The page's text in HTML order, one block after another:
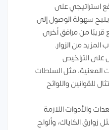
استراتيجي على
سهولة الوصول إلى
قريبًا من مرافق أخرى
من الزوار.
على التراخيص
المعنية، مثل السلطات
للقوانين واللوائح
والأدوات اللازمة
زوارق الكاياك، وألواح